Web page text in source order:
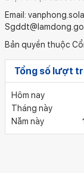
Email:
Bản quyền thuộc
Tổng số lượt
Hôm nay
Tháng này
Năm này